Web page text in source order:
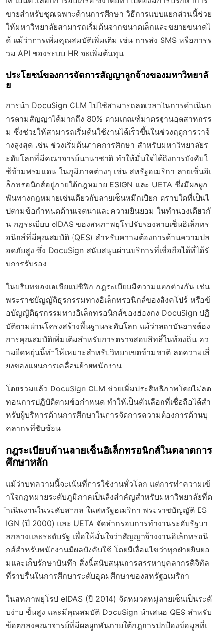
ขายสำหรับชุดเฉพาะด้านการศึกษา วิธีการแบบแยกส่วนนี้ช่วย
ให้มหาวิทยาลัยสามารถเริ่มต้นจากขนาดเล็กและขยายขนาดไ
ด้ แม้ว่าการเพิ่มคุณสมบัติเพิ่มเติม เช่น การส่ง SMS หรือการร
วม API ของระบบ HR จะเพิ่มต้นทุน
ประโยชน์ของการจัดการสัญญาลูกจ้างของมหาวิทยาลั
ย
การนำ DocuSign CLM ไปใช้สามารถลดเวลาในการดำเนินก
ารตามสัญญาได้มากถึง 80% ตามเกณฑ์มาตรฐานอุตสาหกรร
ม ซึ่งช่วยให้สามารถเริ่มต้นใช้งานได้เร็วขึ้นในช่วงฤดูการว่าจ้
างสูงสุด เช่น ช่วงเริ่มต้นภาคการศึกษา สำหรับมหาวิทยาลัยร
ะดับโลกที่มีคณาจารย์นานาชาติ ทำให้มั่นใจได้ถึงการบังคับใ
ช้ข้ามพรมแดน ในภูมิภาคต่างๆ เช่น สหรัฐอเมริกา ลายเซ็นอิเ
ล็กทรอนิกส์อยู่ภายใต้กฎหมาย ESIGN และ UETA ซึ่งมีผลผูก
พันทางกฎหมายเช่นเดียวกับลายเซ็นหมึกเปียก ตราบใดที่เป็นไ
ปตามข้อกำหนดด้านเจตนาและความยินยอม ในทำนองเดียวกั
น กฎระเบียบ eIDAS ของสหภาพยุโรปรับรองลายเซ็นอิเล็กทร
อนิกส์ที่มีคุณสมบัติ (QES) สำหรับความต้องการด้านความปล
อดภัยสูง ซึ่ง DocuSign สนับสนุนผ่านบริการที่เชื่อถือได้ที่ได้รั
บการรับรอง
ในบริบทของเอเชียแปซิฟิก กฎระเบียบมีความแตกต่างกัน เช่น
พระราชบัญญัติธุรกรรมทางอิเล็กทรอนิกส์ของสิงคโปร์ หรือข้
อบัญญัติธุรกรรมทางอิเล็กทรอนิกส์ของฮ่องกง DocuSign ปฏิ
บัติตามผ่านโครงสร้างพื้นฐานระดับโลก แม้ว่าสถาบันอาจต้อง
การคุณสมบัติเพิ่มเติมสำหรับการตรวจสอบสิทธิ์ในท้องถิ่น คว
ามยืดหยุ่นนี้ทำให้เหมาะสำหรับวิทยาเขตข้ามชาติ ลดความเสี่
ยงของแผนการเคลื่อนย้ายพนักงาน
โดยรวมแล้ว DocuSign CLM ช่วยเพิ่มประสิทธิภาพโดยไม่ลด
ทอนการปฏิบัติตามข้อกำหนด ทำให้เป็นตัวเลือกที่เชื่อถือได้สำ
หรับผู้บริหารด้านการศึกษาในการจัดการความต้องการด้านบุ
คลากรที่ซับซ้อน
กฎระเบียบด้านลายเซ็นอิเล็กทรอนิกส์ในตลาดการ
ศึกษาหลัก
แม้ว่าบทความนี้จะเน้นที่การใช้งานทั่วโลก แต่การทำความเข้
าใจกฎหมายระดับภูมิภาคเป็นสิ่งสำคัญสำหรับมหาวิทยาลัยที่ด
ำเนินงานในระดับสากล ในสหรัฐอเมริกา พระราชบัญญัติ ES
IGN (ปี 2000) และ UETA จัดทำกรอบการทำงานระดับรัฐบา
ลกลางและระดับรัฐ เพื่อให้มั่นใจว่าสัญญาจ้างงานอิเล็กทรอนิ
กส์สำหรับพนักงานมีผลบังคับใช้ โดยมีเงื่อนไขว่าทุกฝ่ายยินยอ
มและเก็บรักษาบันทึก สิ่งนี้สนับสนุนการสรรหาบุคลากรดิจิทัล
ที่ราบรื่นในการศึกษาระดับอุดมศึกษาของสหรัฐอเมริกา
ในสหภาพยุโรป eIDAS (ปี 2014) จัดหมวดหมู่ลายเซ็นเป็นระดั
บง่าย ขั้นสูง และมีคุณสมบัติ DocuSign นำเสนอ QES สำหรับ
ข้อตกลงคณาจารย์ที่มีผลผูกพันภายใต้กฎการปกป้องข้อมูลที่เ